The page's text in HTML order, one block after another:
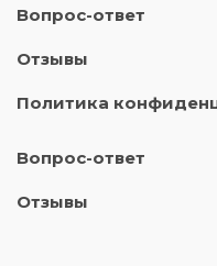
Вопрос-ответ
Отзывы
Политика
Вопрос-ответ
Отзывы